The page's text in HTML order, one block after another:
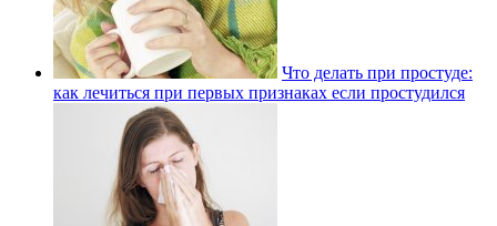
Что делать при простуде:
как лечиться при первых признаках если простудился